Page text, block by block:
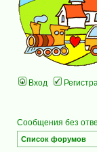
Вход
Сообщения без
Список форумов